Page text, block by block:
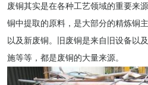
废铜其实是在各种工艺领域的重要来
铜中提取的原料，是大部分的精炼铜
以及新废铜。旧废铜是来自旧设备以
施等等，都是废铜的大量来源。